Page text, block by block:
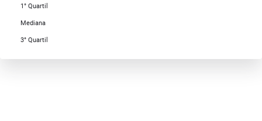
1° Quartil
Mediana
3° Quartil